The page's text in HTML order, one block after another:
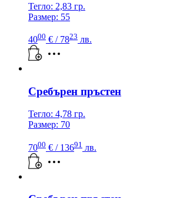
Тегло: 2,83 гр.
Размер: 55
4000 € / 7823 лв.
Сребърен пръстен
Тегло: 4,78 гр.
Размер: 70
7000 € / 13691 лв.